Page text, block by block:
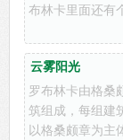
布林卡里面还有
云雾阳光
罗布林卡由格桑
筑组成，每组建
以格桑颇章为主